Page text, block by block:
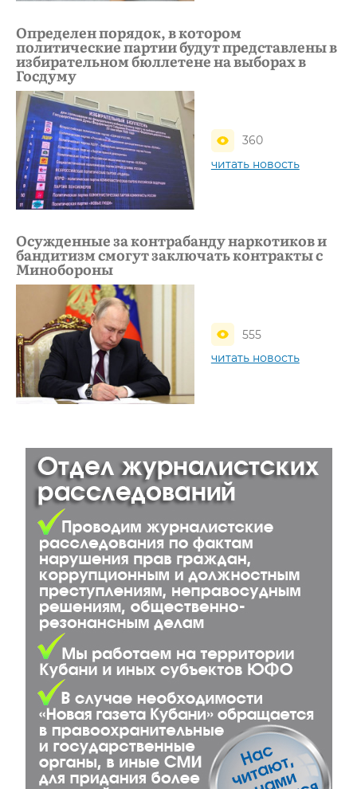
Определен порядок, в котором
политические партии будут представлены в
избирательном бюллетене на выборах в
Госдуму
360
читать новость
Осужденные за контрабанду наркотиков и
бандитизм смогут заключать контракты с
Минобороны
555
читать новость